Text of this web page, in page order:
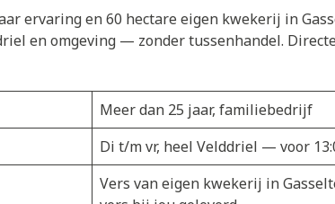
ervaring en 60 hectare eigen kwekerij in
en omgeving — zonder tussenhandel.
Meer dan 25 jaar, familiebedrijf
Di t/m vr, heel Velddriel — voor
Vers van eigen kwekerij in